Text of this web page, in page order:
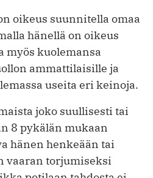
oikeus suunnitella omaa
hänellä on oikeus
myös kuolemansa
ammattilaisille ja
useita eri keinoja.
joko suullisesti tai
8 pykälän mukaan
hänen henkeään tai
vaaran torjumiseksi